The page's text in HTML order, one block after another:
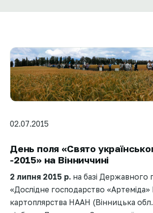
02.07.2015
День поля «Свято
-2015» на Вінниччині
2 липня 2015 р. на базі Державного
«Дослідне господарство «Артеміда»
картоплярства НААН (Вінницька